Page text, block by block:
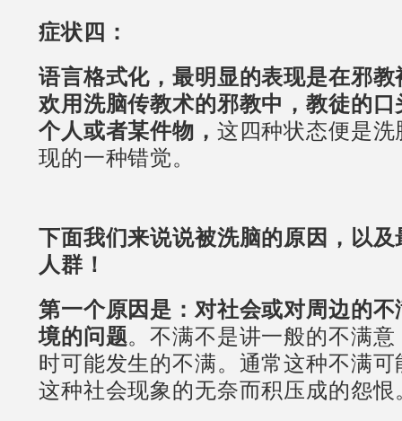
症状四：
语言格式化，最明显的表现是在邪
欢用洗脑传教术的邪教中，教徒的
个人或者某件物， 这四种状态便是
现的一种错觉。
下面我们来说说被洗脑的原因，以
人群！
第一个原因是：对社会或对周边的
境的问题。不满不是讲一般的不满
时可能发生的不满。通常这种不满
这种社会现象的无奈而积压成的怨恨